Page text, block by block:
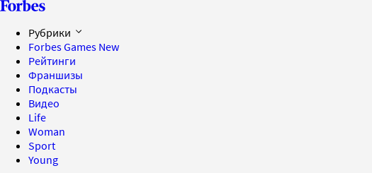
Рубрики
Forbes Games New
Рейтинги
Франшизы
Подкасты
Видео
Life
Woman
Sport
Young